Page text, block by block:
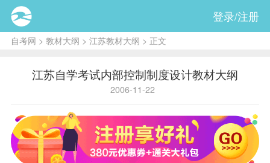
登录/注册
自考网 > 教材大纲 > 江苏教材大纲 > 正文
江苏自学考试内部控制制度设计教材大纲
2006-11-22